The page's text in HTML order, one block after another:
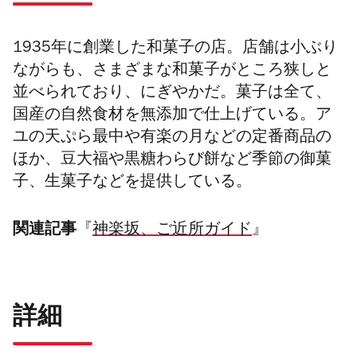
1935年に創業した和菓子の店。店舗は小ぶり
ながらも、さまざまな和菓子がところ狭しと
並べられており、にぎやかだ。菓子は全て、
国産の自然食材を無添加で仕上げている。ア
ユの天ぷら最中や有楽の月などの定番商品の
ほか、豆大福や黒糖わらび餅など季節の御菓
子、生菓子などを提供している。
関連記事 『 神楽坂、ご近所ガイド』
詳細